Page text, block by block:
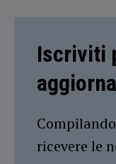
Iscriviti
ricevere le